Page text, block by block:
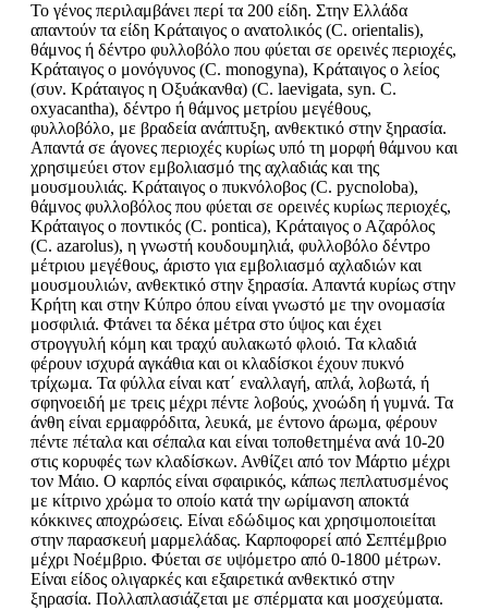
Το γένος περιλαμβάνει περί τα 200 είδη. Στην Ελλάδα
απαντούν τα είδη Κράταιγος ο ανατολικός (C. orientalis),
θάμνος ή δέντρο φυλλοβόλο που φύεται σε ορεινές περιοχές,
Κράταιγος ο μονόγυνος (C. monogyna), Κράταιγος ο λείος
(συν. Κράταιγος η Οξυάκανθα) (C. laevigata, syn. C.
oxyacantha), δέντρο ή θάμνος μετρίου μεγέθους,
φυλλοβόλο, με βραδεία ανάπτυξη, ανθεκτικό στην ξηρασία.
Απαντά σε άγονες περιοχές κυρίως υπό τη μορφή θάμνου και
χρησιμεύει στον εμβολιασμό της αχλαδιάς και της
μουσμουλιάς. Κράταιγος ο πυκνόλοβος (C. pycnoloba),
θάμνος φυλλοβόλος που φύεται σε ορεινές κυρίως περιοχές,
Κράταιγος ο ποντικός (C. pontica), Κράταιγος ο Αζαρόλος
(C. azarolus), η γνωστή κουδουμηλιά, φυλλοβόλο δέντρο
μέτριου μεγέθους, άριστο για εμβολιασμό αχλαδιών και
μουσμουλιών, ανθεκτικό στην ξηρασία. Απαντά κυρίως στην
Κρήτη και στην Κύπρο όπου είναι γνωστό με την ονομασία
μοσφιλιά. Φτάνει τα δέκα μέτρα στο ύψος και έχει
στρογγυλή κόμη και τραχύ αυλακωτό φλοιό. Τα κλαδιά
φέρουν ισχυρά αγκάθια και οι κλαδίσκοι έχουν πυκνό
τρίχωμα. Τα φύλλα είναι κατ΄ εναλλαγή, απλά, λοβωτά, ή
σφηνοειδή με τρεις μέχρι πέντε λοβούς, χνοώδη ή γυμνά. Τα
άνθη είναι ερμαφρόδιτα, λευκά, με έντονο άρωμα, φέρουν
πέντε πέταλα και σέπαλα και είναι τοποθετημένα ανά 10-20
στις κορυφές των κλαδίσκων. Ανθίζει από τον Μάρτιο μέχρι
τον Μάιο. Ο καρπός είναι σφαιρικός, κάπως πεπλατυσμένος
με κίτρινο χρώμα το οποίο κατά την ωρίμανση αποκτά
κόκκινες αποχρώσεις. Είναι εδώδιμος και χρησιμοποιείται
στην παρασκευή μαρμελάδας. Καρποφορεί από Σεπτέμβριο
μέχρι Νοέμβριο. Φύεται σε υψόμετρο από 0-1800 μέτρων.
Είναι είδος ολιγαρκές και εξαιρετικά ανθεκτικό στην
ξηρασία. Πολλαπλασιάζεται με σπέρματα και μοσχεύματα.